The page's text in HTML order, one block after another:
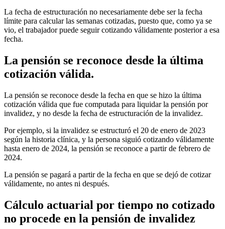
La fecha de estructuración no necesariamente debe ser la fecha
límite para calcular las semanas cotizadas, puesto que, como ya se
vio, el trabajador puede seguir cotizando válidamente posterior a esa
fecha.
La pensión se reconoce desde la última
cotización válida.
La pensión se reconoce desde la fecha en que se hizo la última
cotización válida que fue computada para liquidar la pensión por
invalidez, y no desde la fecha de estructuración de la invalidez.
Por ejemplo, si la invalidez se estructuró el 20 de enero de 2023
según la historia clínica, y la persona siguió cotizando válidamente
hasta enero de 2024, la pensión se reconoce a partir de febrero de
2024.
La pensión se pagará a partir de la fecha en que se dejó de cotizar
válidamente, no antes ni después.
Cálculo actuarial por tiempo no cotizado
no procede en la pensión de invalidez